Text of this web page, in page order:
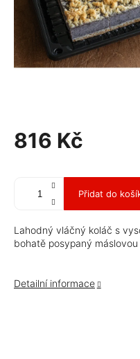
816 Kč
Přidat do
Lahodný vláčný koláč s
bohatě posypaný
Detailní informace